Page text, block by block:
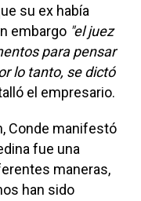
su ex había
embargo "el juez
para pensar
lo tanto, se dictó
el empresario.
Conde manifestó
fue una
maneras,
han sido